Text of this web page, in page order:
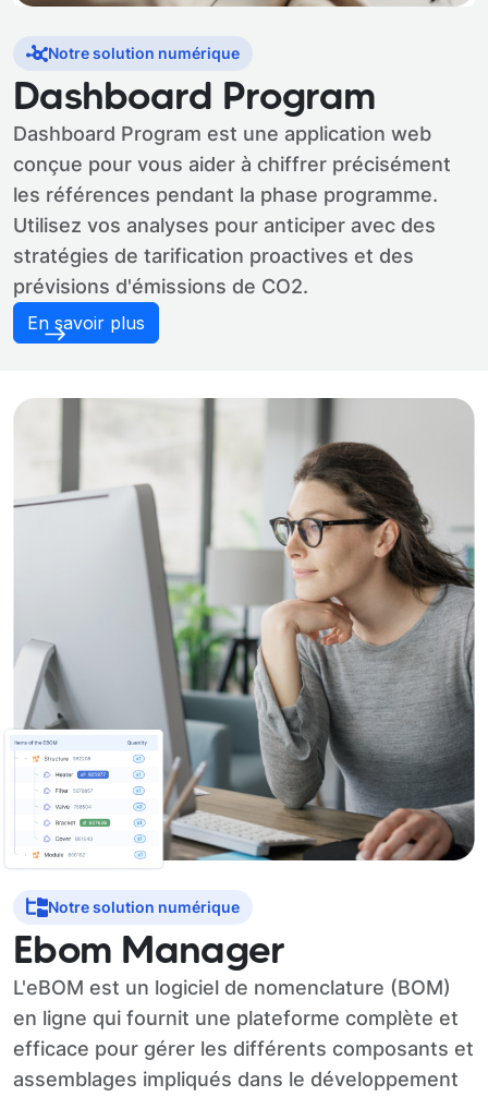
Notre solution numérique
Dashboard Program
Dashboard Program est une application web
conçue pour vous aider à chiffrer précisément
les références pendant la phase programme.
Utilisez vos analyses pour anticiper avec des
stratégies de tarification proactives et des
prévisions d'émissions de CO2.
En savoir plus
Notre solution numérique
Ebom Manager
L'eBOM est un logiciel de nomenclature (BOM)
en ligne qui fournit une plateforme complète et
efficace pour gérer les différents composants et
assemblages impliqués dans le développement